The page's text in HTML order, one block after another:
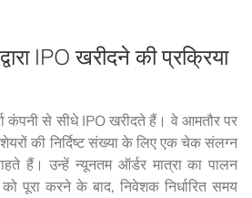
IPO खरीदने की प्रक्रिया
कंपनी से सीधे IPO खरीदते हैं। वे आमतौर पर
की निर्दिष्ट संख्या के लिए एक चेक संलग्न
हैं। उन्हें न्यूनतम ऑर्डर मात्रा का पालन
पूरा करने के बाद, निवेशक निर्धारित समय